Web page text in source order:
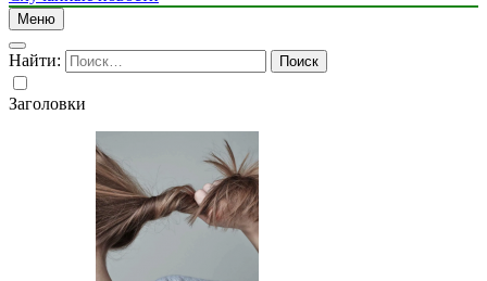
Меню
Найти:
Заголовки